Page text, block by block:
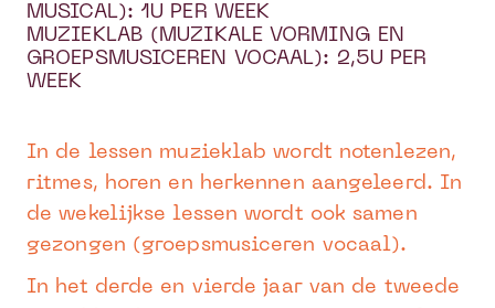
MUSICAL): 1U PER WEEK
MUZIEKLAB (MUZIKALE VORMING EN
GROEPSMUSICEREN VOCAAL): 2,5U PER
WEEK
In de lessen muzieklab wordt notenlezen,
ritmes, horen en herkennen aangeleerd. In
de wekelijkse lessen wordt ook samen
gezongen (groepsmusiceren vocaal).
In het derde en vierde jaar van de tweede